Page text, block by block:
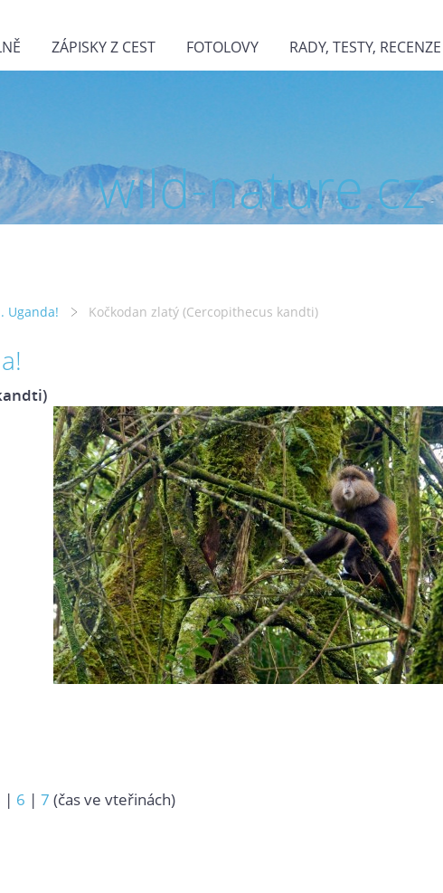
ZÁPISKY Z CEST FOTOLOVY RADY, TESTY, RECENZE
wild-nature.cz
Uganda! Kočkodan zlatý (Cercopithecus kandti)
| 6 | 7 (čas ve vteřinách)